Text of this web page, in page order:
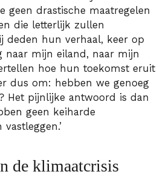
geen drastische maatregelen
die letterlijk zullen
deden hun verhaal, keer op
naar mijn eiland, naar mijn
hoe hun toekomst eruit
dus om: hebben we genoeg
Het pijnlijke antwoord is dan
geen keiharde
de klimaatcrisis